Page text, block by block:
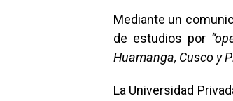
Mediante un
de estudios por
Huamanga, Cusco y
La Universidad